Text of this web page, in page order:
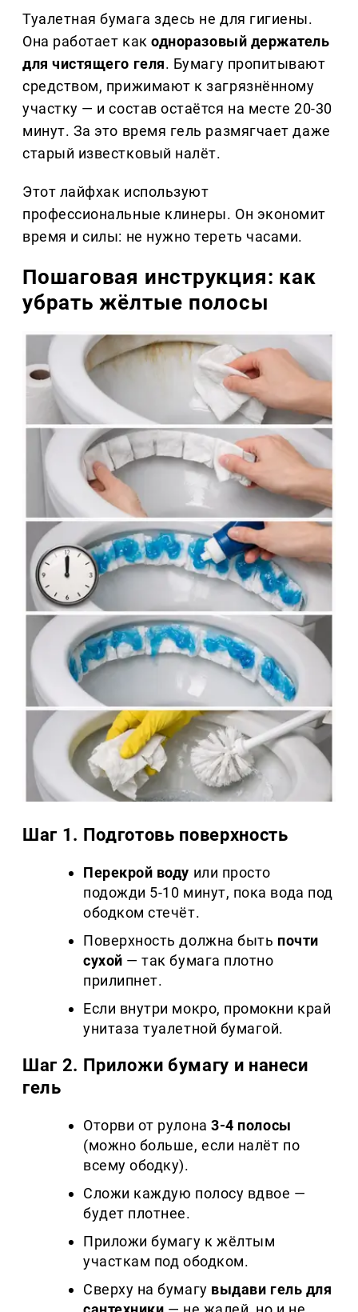
Туалетная бумага здесь не для гигиены.
Она работает какодноразовый держатель
для чистящего геля. Бумагу пропитывают
средством, прижимают к загрязнённому
участку — и состав остаётся на месте 20-30
минут. За это время гель размягчает даже
старый известковый налёт.
Этот лайфхак используют
профессиональные клинеры. Он экономит
время и силы: не нужно тереть часами.
Пошаговая инструкция: как
убрать жёлтые полосы
Шаг 1. Подготовь поверхность
Перекрой воду или просто
подожди 5-10 минут, пока вода под
ободком стечёт.
Поверхность должна быть почти
сухой — так бумага плотно
прилипнет.
Если внутри мокро, промокни край
унитаза туалетной бумагой.
Шаг 2. Приложи бумагу и нанеси
гель
Оторви от рулона3-4 полосы
(можно больше, если налёт по
всему ободку).
Сложи каждую полосу вдвое —
будет плотнее.
Приложи бумагу к жёлтым
участкам под ободком.
Сверху на бумагу выдави гель для